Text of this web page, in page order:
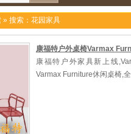
» 搜索：花园家具
康福特户外桌椅Varmax
康福特户外家具新上线
Varmax Furniture休闲桌椅,